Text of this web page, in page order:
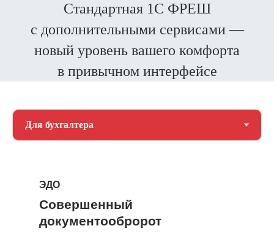
Стандартная 1С ФРЕШ
с дополнительными сервисами —
новый уровень вашего комфорта
в привычном интерфейсе
ЭДО
Совершенный
документообророт